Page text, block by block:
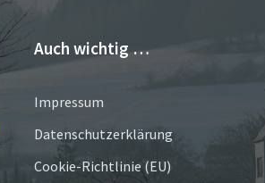
Auch wichtig …
Impressum
Datenschutzerklärung
Cookie-Richtlinie (EU)